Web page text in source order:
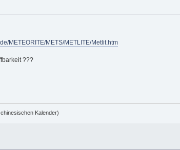
METEORITE/METS/METLITE/Metlit.htm
???
Kalender)